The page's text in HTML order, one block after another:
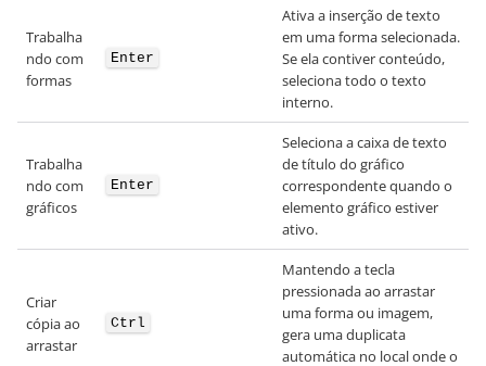
Trabalha
ndo com
formas
Enter
Ativa a inserção de texto
em uma forma selecionada.
Se ela contiver conteúdo,
seleciona todo o texto
interno.
Trabalha
ndo com
gráficos
Enter
Seleciona a caixa de texto
de título do gráfico
correspondente quando o
elemento gráfico estiver
ativo.
Criar
cópia ao
arrastar
Ctrl
Mantendo a tecla
pressionada ao arrastar
uma forma ou imagem,
gera uma duplicata
automática no local onde o